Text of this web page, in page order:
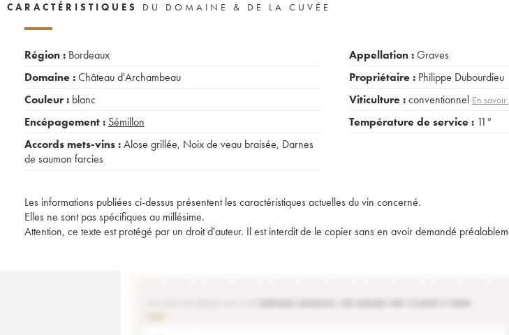
CARACTÉRISTIQUES DU DOMAINE & DE LA CUVÉE
Région : Bordeaux
Domaine :Château d'Archambeau
Couleur : blanc
Encépagement : Sémillon
Accords mets-vins :Alose grillée, Noix de veau braisée, Darnes
de saumon farcies
Appellation :Graves
Propriétaire : Philippe Dubourdieu
Viticulture :conventionnel En savoir
Température de service : 11°
Les informations publiées ci-dessus présentent les caractéristiques actuelles du vin concerné.
Elles ne sont pas spécifiques au millésime.
Attention, ce texte est protégé par un droit d'auteur. Il est interdit de le copier sans en avoir demandé